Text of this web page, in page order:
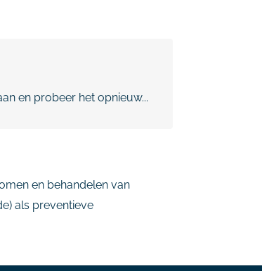
en probeer het opnieuw...
en behandelen van
als preventieve